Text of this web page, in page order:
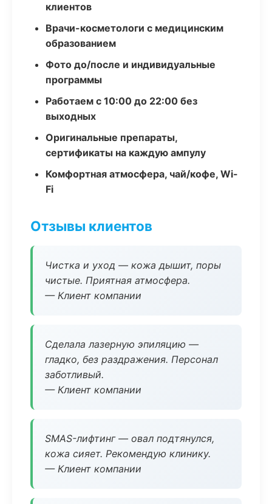
клиентов
Врачи-косметологи с медицинским
образованием
Фото до/после и индивидуальные
программы
Работаем с 10:00 до 22:00 без
выходных
Оригинальные препараты,
сертификаты на каждую ампулу
Комфортная атмосфера, чай/кофе, Wi-
Fi
Отзывы клиентов
Чистка и уход — кожа дышит, поры
чистые. Приятная атмосфера.
— Клиент компании
Сделала лазерную эпиляцию —
гладко, без раздражения. Персонал
заботливый.
— Клиент компании
SMAS-лифтинг — овал подтянулся,
кожа сияет. Рекомендую клинику.
— Клиент компании